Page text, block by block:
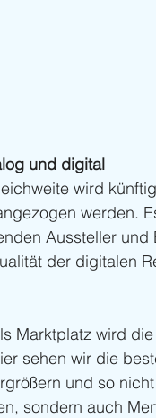
und digital
wird
werden.
Aussteller
der digitalen
Marktplatz wird die
sehen wir die
und so
sondern auch